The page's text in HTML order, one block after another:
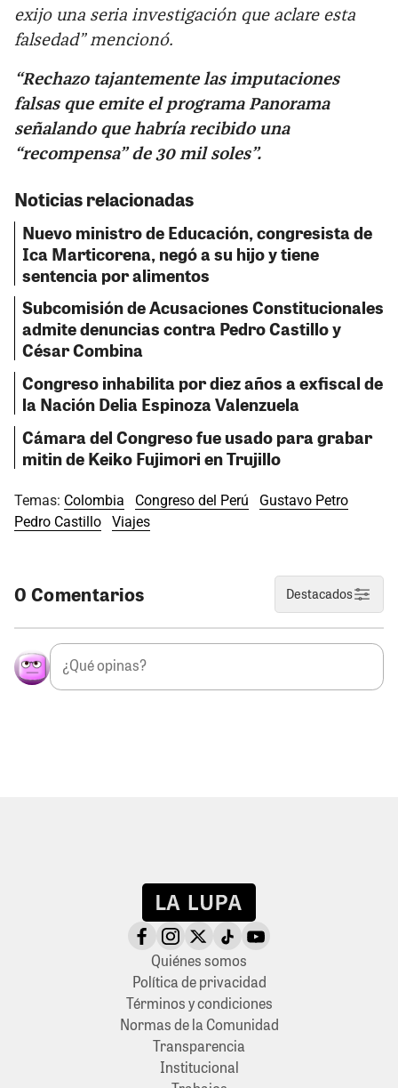
exijo una seria investigación que aclare esta
falsedad” mencionó.
“Rechazo tajantemente las imputaciones
falsas que emite el programa Panorama
señalando que habría recibido una
“recompensa” de 30 mil soles”.
Noticias relacionadas
Nuevo ministro de Educación, congresista de
Ica Marticorena, negó a su hijo y tiene
sentencia por alimentos
Subcomisión de Acusaciones Constitucionales
admite denuncias contra Pedro Castillo y
César Combina
Congreso inhabilita por diez años a exfiscal de
la Nación Delia Espinoza Valenzuela
Cámara del Congreso fue usado para grabar
mitin de Keiko Fujimori en Trujillo
Temas: Colombia Congreso del Perú
Gustavo Petro
Pedro Castillo
Viajes
0 Comentarios Destacados
Quiénes somos
Política de privacidad
Términos y condiciones
Normas de la Comunidad
Transparencia
Institucional